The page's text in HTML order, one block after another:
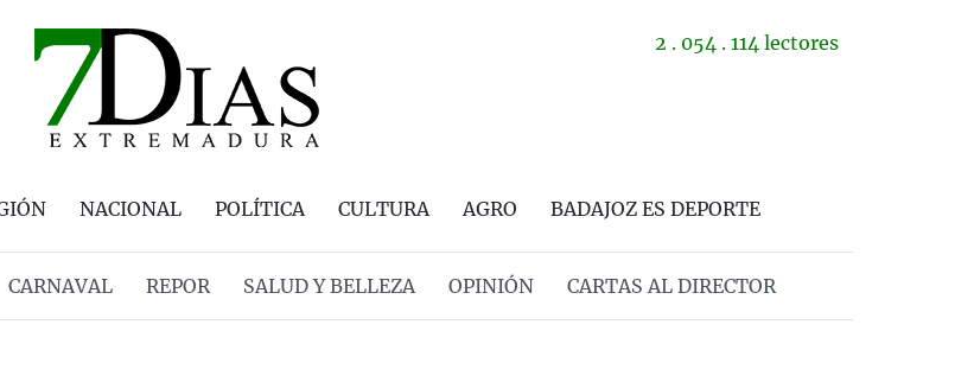
2 . 054 . 114 lectores
NACIONAL POLÍTICA CULTURA AGRO BADAJOZ ES DEPORTE
CARNAVAL REPOR SALUD Y BELLEZA OPINIÓN CARTAS AL DIRECTOR